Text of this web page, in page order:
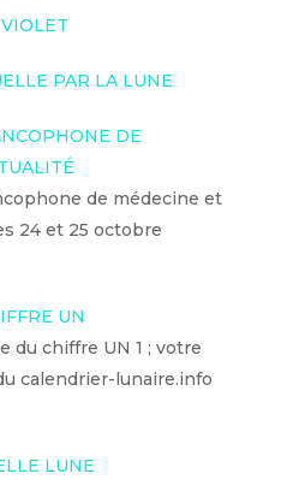
PAR LA LUNE
DE
de médecine et
24 et 25 octobre
UN
du chiffre UN 1 ; votre
calendrier-lunaire.info
LUNE